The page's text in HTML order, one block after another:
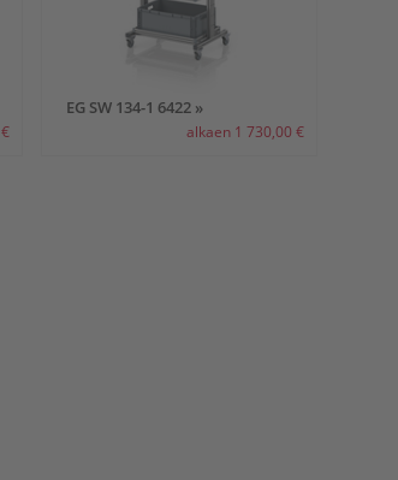
EG SW 134-1 6422 »
alkaen 1 730,00 €